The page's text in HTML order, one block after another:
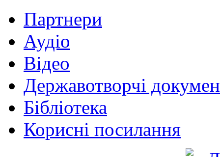
Партнери
Аудіо
Відео
Державотворчі
Бібліотека
Корисні посилання